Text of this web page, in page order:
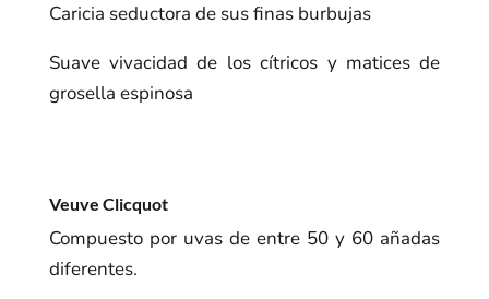
Caricia seductora de sus finas burbujas
Suave vivacidad de los cítricos y matices de
grosella espinosa
Veuve Clicquot
Compuesto por uvas de entre 50 y 60 añadas
diferentes.